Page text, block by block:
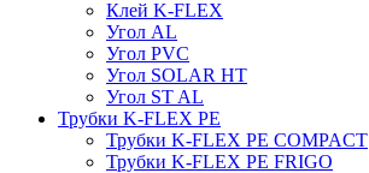
Клей K-FLEX
Угол AL
Угол PVC
Угол SOLAR HT
Угол ST AL
Трубки K-FLEX PE
Трубки K-FLEX PE COMPACT
Трубки K-FLEX PE FRIGO